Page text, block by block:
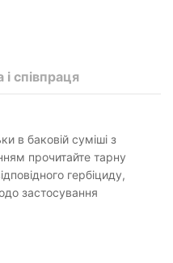
співпраця
в баковій суміші з
прочитайте тарну
гербіциду,
застосування